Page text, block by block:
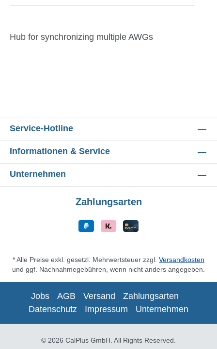
Hub for synchronizing multiple AWGs
Service-Hotline
Informationen & Service
Unternehmen
Zahlungsarten
* Alle Preise exkl. gesetzl. Mehrwertsteuer zzgl. Versandkosten
und ggf. Nachnahmegebühren, wenn nicht anders angegeben.
Jobs AGB Versand
Zahlungsarten
Datenschutz
Impressum Unternehmen
© 2026 CalPlus GmbH. All Rights Reserved.